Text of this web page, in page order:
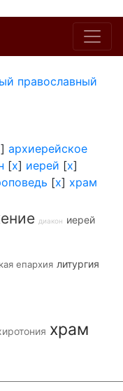
православный
] архиерейское
[x] иерей [x]
[x] храм
диакон иерей
епархия литургия
храм